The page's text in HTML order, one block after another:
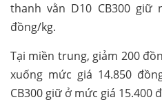
thanh vằn D10 CB300 giữ
đồng/kg.
Tại miền trung, giảm 200
xuống mức giá 14.850
CB300 giữ ở mức giá 15.400